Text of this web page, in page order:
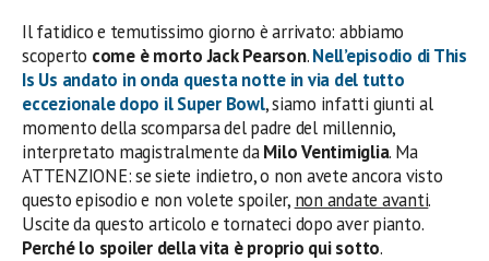
Il fatidico e temutissimo giorno è arrivato: abbiamo
scoperto come è morto Jack Pearson.Nell’episodio di This
Is Us andato in onda questa notte in via del tutto
eccezionale dopo il Super Bowl, siamo infatti giunti al
momento della scomparsa del padre del millennio,
interpretato magistralmente daMilo Ventimiglia. Ma
ATTENZIONE: se siete indietro, o non avete ancora visto
questo episodio e non volete spoiler, non andate avanti.
Uscite da questo articolo e tornateci dopo aver pianto.
Perché lo spoiler della vita è proprio qui sotto.